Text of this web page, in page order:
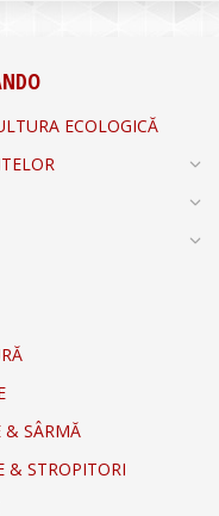
ECOLOGICĂ
& SÂRMĂ
& STROPITORI